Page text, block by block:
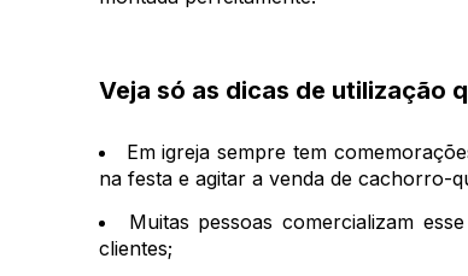
Veja só as dicas de utilização
Em igreja sempre tem
na festa e agitar a venda de cachorro-
Muitas pessoas comercializam
clientes;